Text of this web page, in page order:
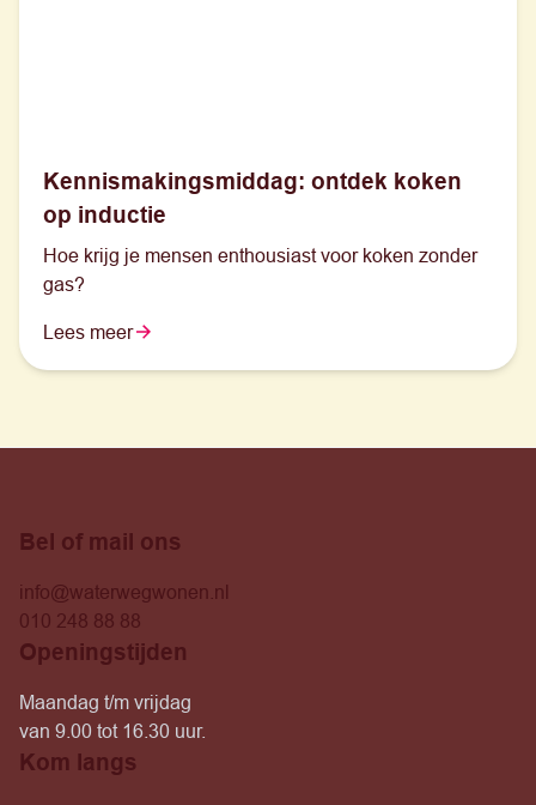
Kennismakingsmiddag: ontdek koken
op inductie
Hoe krijg je mensen enthousiast voor koken zonder
gas?
Lees meer
Bel of mail ons
info@waterwegwonen.nl
010 248 88 88
Openingstijden
Maandag t/m vrijdag
van 9.00 tot 16.30 uur.
Kom langs